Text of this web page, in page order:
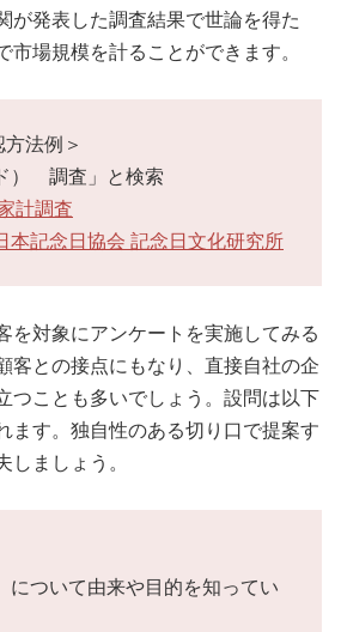
が発表した調査結果で世論を得た
市場規模を計ることができます。
法例＞
） 調査」と検索
計調査
本記念日協会 記念日文化研究所
を対象にアンケートを実施してみる
客との接点にもなり、直接自社の企
つことも多いでしょう。設問は以下
ます。独自性のある切り口で提案す
しましょう。
について由来や目的を知ってい